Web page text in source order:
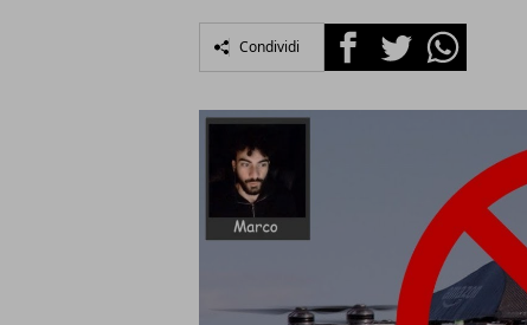
Condividi FacebookTwitterWhatsapp